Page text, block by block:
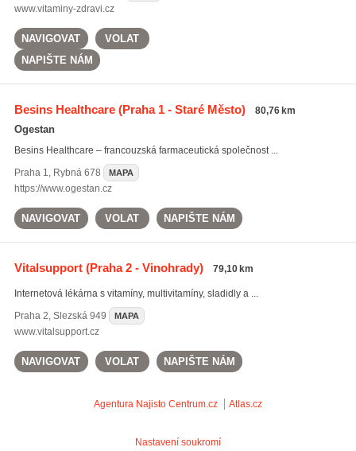
www.vitaminy-zdravi.cz
NAVIGOVAT
VOLAT
NAPIŠTE NÁM
Besins Healthcare(Praha 1 - Staré Město) 80,76 km
Ogestan
Besins Healthcare – francouzská farmaceutická společnost ...
Praha 1, Rybná 678 MAPA
https://www.ogestan.cz
NAVIGOVAT VOLAT NAPIŠTE NÁM
Vitalsupport(Praha 2 - Vinohrady) 79,10 km
Internetová lékárna s vitamíny, multivitamíny, sladidly a ...
Praha 2, Slezská 949 MAPA
www.vitalsupport.cz
NAVIGOVAT VOLAT NAPIŠTE NÁM
Agentura Najisto Centrum.cz Atlas.cz
Nastavení soukromí